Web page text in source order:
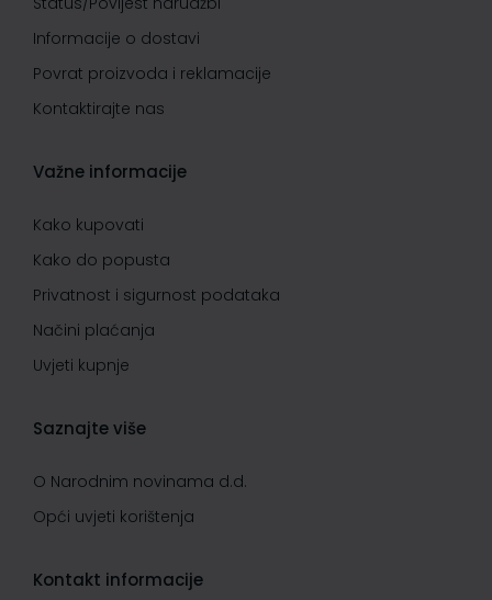
Informacije o dostavi
Povrat proizvoda i reklamacije
Kontaktirajte nas
Važne informacije
Kako kupovati
Kako do popusta
Privatnost i sigurnost podataka
Načini plaćanja
Uvjeti kupnje
Saznajte više
O Narodnim novinama d.d.
Opći uvjeti korištenja
Kontakt informacije